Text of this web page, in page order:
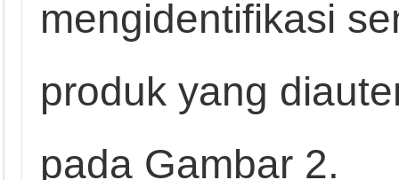
mengidentifikasi
produk yang
pada Gambar 2.